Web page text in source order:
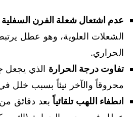
عدم اشتعال شعلة الفرن السفلية
الشعلات العلوية، وهو عطل
الحراري.
تفاوت درجة الحرارة الذي يجعل
محروقاً والآخر نيئاً بسبب خلل
انطفاء اللهب تلقائياًبعد دقائق من